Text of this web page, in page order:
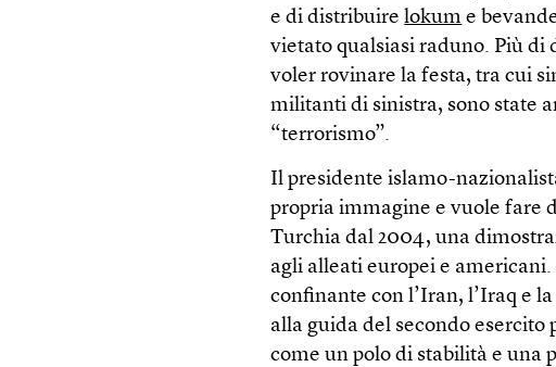
e di distribuirelokum e
vietato qualsiasi raduno. Più di
voler rovinare la festa, tra cui
militanti di sinistra, sono state
“terrorismo”.
Il presidente islamo-
propria immagine e vuole fare
Turchia dal 2004, una
agli alleati europei e
confinante con l’Iran, l’Iraq e
alla guida del secondo
come un polo di stabilità e una